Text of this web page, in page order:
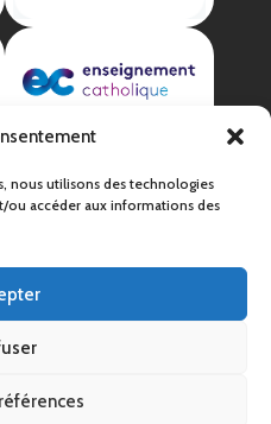
nous utilisons des technologies
accéder aux informations des
légales